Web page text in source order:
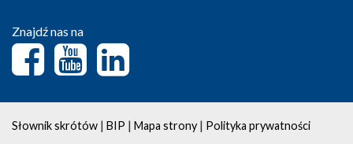
Znajdź nas na
Słownik skrótów | BIP | Mapa strony | Polityka prywatności